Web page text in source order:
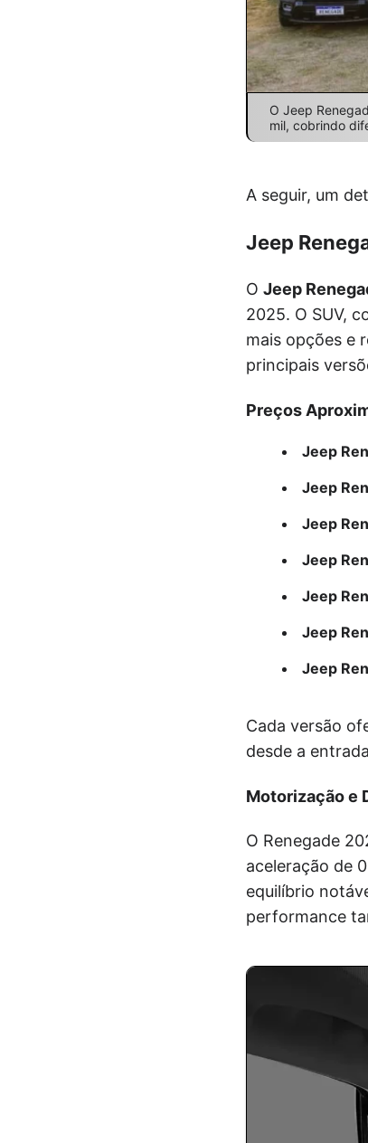
O Jeep
mil, cobrindo
A seguir, um
Jeep
O Jeep
2025. O SUV,
mais opções e
principais
Preços
Jeep
Jeep
Jeep
Jeep
Jeep
Jeep
Jeep
Cada versão
desde a
Motorização e
O Renegade
aceleração de
equilíbrio
performance